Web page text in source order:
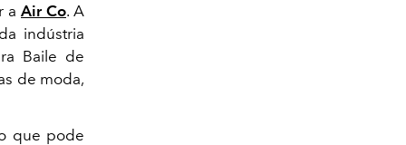
a Air Co. A
indústria
Baile de
de moda,
que pode